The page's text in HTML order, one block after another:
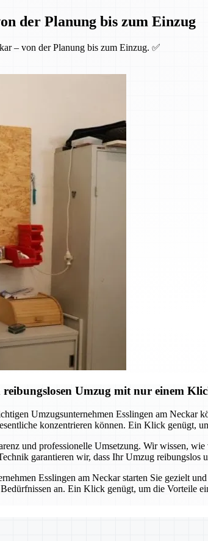
der Planung bis zum Einzug
– von der Planung bis zum Einzug. ✅
Umzug mit nur einem
Umzugsunternehmen Esslingen am Neckar
konzentrieren können. Ein Klick genügt,
und professionelle Umsetzung. Wir wissen,
garantieren wir, dass Ihr Umzug reibungslos
Esslingen am Neckar starten Sie gezielt
an. Ein Klick genügt, um die Vorteile